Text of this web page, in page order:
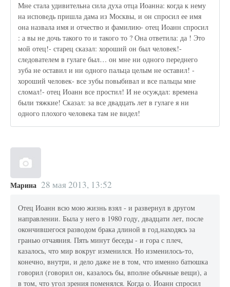
Мне стала удивительна сила духа отца Иоанна: когда к нему
на исповедь пришла дама из Москвы, и он спросил ее имя
она назвала имя и отчество и фамилию- отец Иоанн спросил
: а вы не дочь такого то и такого то ? Она ответила: да ! Это
мой отец!- старец сказал: хороший он был человек!-
следователем в гулаге был… он мне ни одного переднего
зуба не оставил и ни одного пальца целым не оставил! -
хороший человек- все зубы повыбивал и все пальцы мне
сломал!- отец Иоанн все простил! И не осуждал: времена
были тяжкие! Сказал: за все двадцать лет в гулаге я ни
одного плохого человека там не видел!
Марина 28 мая 2013, 13:52
Отец Иоанн всю мою жизнь взял - и развернул в другом
направлении. Была у него в 1980 году, двадцати лет, после
окончившегося разводом брака длиной в год,находясь за
гранью отчаяния. Пять минут беседы - и гора с плеч,
казалось, что мир вокруг изменился. Но изменилось-то,
конечно, внутри, и дело даже не в том, что именно батюшка
говорил (говорил он, казалось бы, вполне обычные вещи), а
в том, что угол зрения поменялся. Когда о. Иоанн спросил